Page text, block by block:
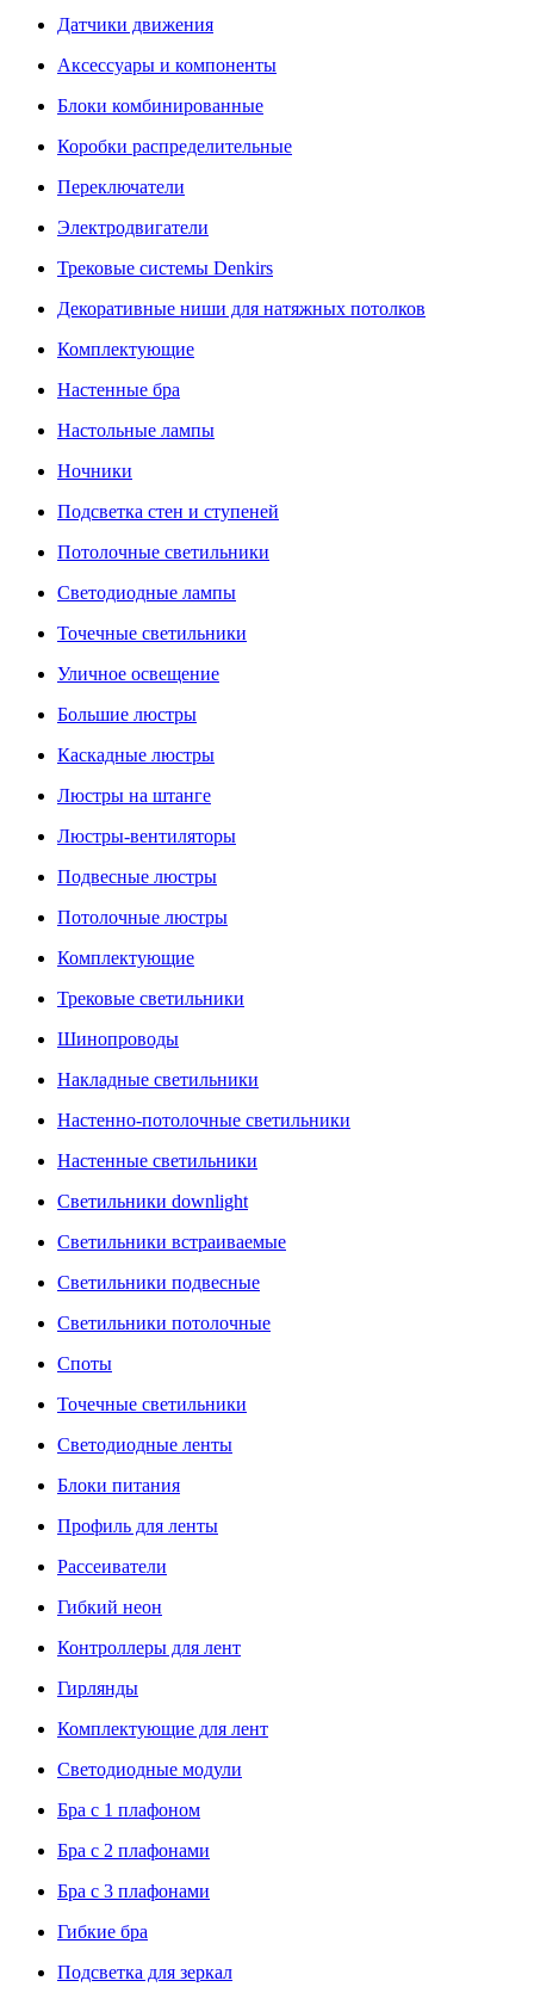
Датчики движения
Аксессуары и компоненты
Блоки комбинированные
Коробки распределительные
Переключатели
Электродвигатели
Трековые системы Denkirs
Декоративные ниши для натяжных потолков
Комплектующие
Настенные бра
Настольные лампы
Ночники
Подсветка стен и ступеней
Потолочные светильники
Светодиодные лампы
Точечные светильники
Уличное освещение
Большие люстры
Каскадные люстры
Люстры на штанге
Люстры-вентиляторы
Подвесные люстры
Потолочные люстры
Комплектующие
Трековые светильники
Шинопроводы
Накладные светильники
Настенно-потолочные светильники
Настенные светильники
Светильники downlight
Светильники встраиваемые
Светильники подвесные
Светильники потолочные
Споты
Точечные светильники
Светодиодные ленты
Блоки питания
Профиль для ленты
Рассеиватели
Гибкий неон
Контроллеры для лент
Гирлянды
Комплектующие для лент
Светодиодные модули
Бра с 1 плафоном
Бра с 2 плафонами
Бра с 3 плафонами
Гибкие бра
Подсветка для зеркал